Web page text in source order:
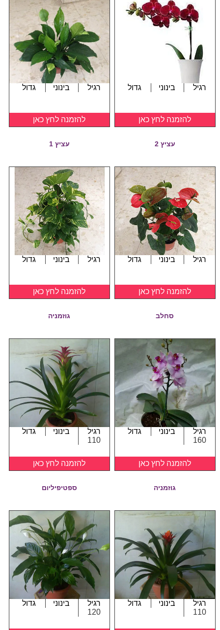
רגיל בינוני גדול
להזמנה לחץ כאן
רגיל בינוני גדול
להזמנה לחץ כאן
עציץ 2
רגיל בינוני גדול
להזמנה לחץ כאן
עציץ 1
רגיל בינוני גדול
להזמנה לחץ כאן
סחלב
רגיל
160
בינוני גדול
להזמנה לחץ כאן
גוזמניה
רגיל
110
בינוני גדול
להזמנה לחץ כאן
גוזמניה
רגיל
110
בינוני גדול
ספטיפיליום
רגיל
120
בינוני גדול